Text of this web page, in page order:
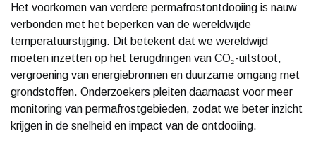
Het voorkomen van verdere permafrostontdooiing is nauw
verbonden met het beperken van de wereldwijde
temperatuurstijging. Dit betekent dat we wereldwijd
moeten inzetten op het terugdringen van CO₂-uitstoot,
vergroening van energiebronnen en duurzame omgang met
grondstoffen. Onderzoekers pleiten daarnaast voor meer
monitoring van permafrostgebieden, zodat we beter inzicht
krijgen in de snelheid en impact van de ontdooiing.